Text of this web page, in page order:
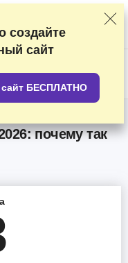
тестирования
и наши коммерческие
содержатся
о рекламе
US$
почему так
создайте
сайт
сайт БЕСПЛАТНО